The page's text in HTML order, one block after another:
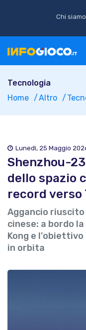
Chi siamo
Tecnologia
Home
Altro
Lunedì, 25 Maggio
Shenzhou-
dello spazio
record verso
Aggancio
cinese: a bordo
Kong e l'obiettivo
in orbita